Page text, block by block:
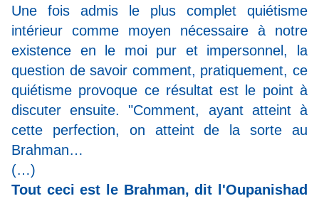
Une fois admis le plus complet quiétisme
intérieur comme moyen nécessaire à notre
existence en le moi pur et impersonnel, la
question de savoir comment, pratiquement, ce
quiétisme provoque ce résultat est le point à
discuter ensuite. "Comment, ayant atteint à
cette perfection, on atteint de la sorte au
Brahman…
(…)
Tout ceci est le Brahman, dit l'Oupanishad